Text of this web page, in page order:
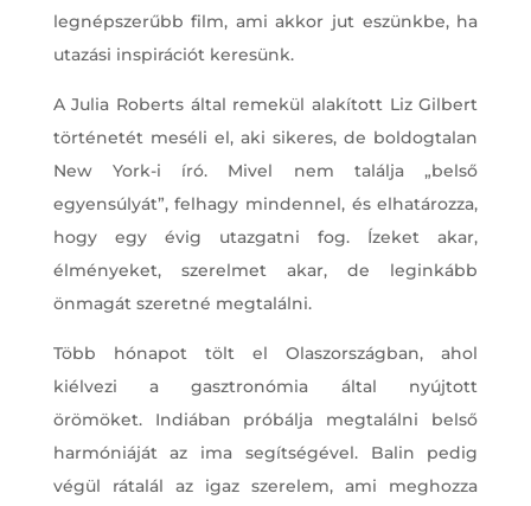
legnépszerűbb film, ami akkor jut eszünkbe, ha
utazási inspirációt keresünk.
A Julia Roberts által remekül alakított Liz Gilbert
történetét meséli el, aki sikeres, de boldogtalan
New York-i író. Mivel nem találja „belső
egyensúlyát”, felhagy mindennel, és elhatározza,
hogy egy évig utazgatni fog. Ízeket akar,
élményeket, szerelmet akar, de leginkább
önmagát szeretné megtalálni.
Több hónapot tölt el Olaszországban, ahol
kiélvezi a gasztronómia által nyújtott
örömöket. Indiában próbálja megtalálni belső
harmóniáját az ima segítségével. Balin pedig
végül rátalál az igaz szerelem, ami meghozza